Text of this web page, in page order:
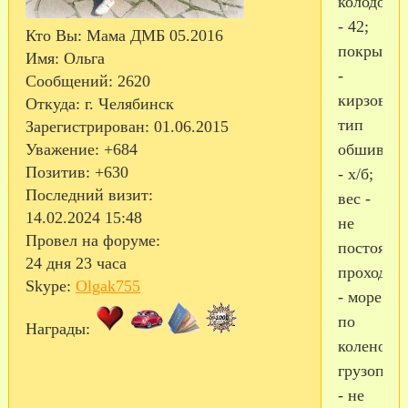
Кто Вы: Мама ДМБ 05.2016
Имя: Ольга
Сообщений: 2620
Откуда: г. Челябинск
Зарегистрирован: 01.06.2015
Уважение: +684
Позитив: +630
Последний визит:
14.02.2024 15:48
Провел на форуме:
24 дня 23 часа
Skype: Olgak755
Награды:
- 42;
-
кирзовые;
тип
обшивки
- х/б;
вес -
не
- море
по
колено;
- не